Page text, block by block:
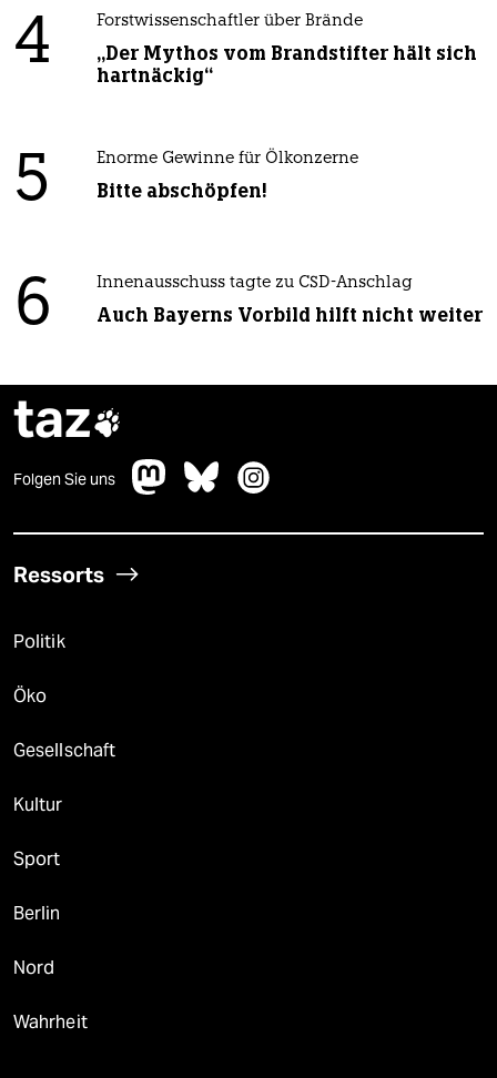
4 Forstwissenschaftler über Brände
„Der Mythos vom Brandstifter hält sich
hartnäckig“
5 Enorme Gewinne für Ölkonzerne
Bitte abschöpfen!
6 Innenausschuss tagte zu CSD-Anschlag
Auch Bayerns Vorbild hilft nicht weiter
taz
Folgen Sie uns
Ressorts
Politik
Öko
Gesellschaft
Kultur
Sport
Berlin
Nord
Wahrheit